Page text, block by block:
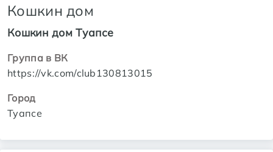
Кошкин дом
Кошкин дом Туапсе
Группа в ВК
https://vk.com/club130813015
Город
Туапсе